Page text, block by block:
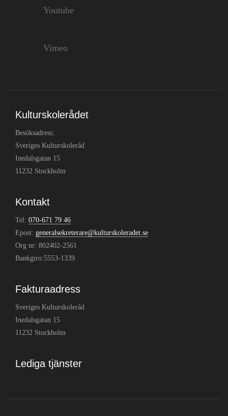
Youtube
Vimeo
Kulturskolerådet
Besöksadress:
Sveriges Kulturskoleråd
Inedalsgatan 15
11232 Stockholm
Kontakt
Tel: 070-671 79 46
Epost: generalsekreterare@kulturskoleradet.se
Org nr: 802402-2561
Bankgiro:5553-1339
Fakturaadress
Sveriges Kulturskoleråd
Inedalsgatan 15
11232 Stockholm
Lediga tjänster